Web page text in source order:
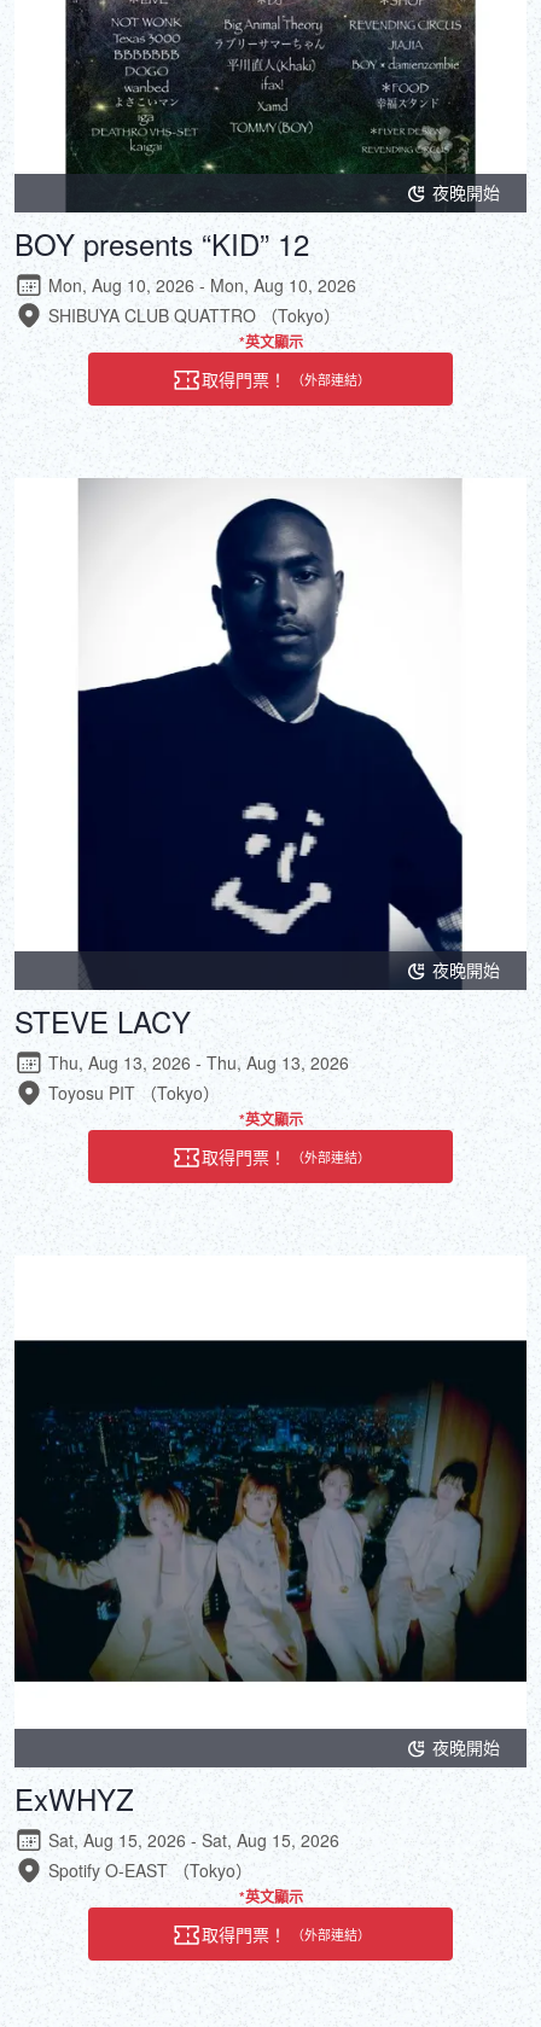
夜晚開始
BOY presents “KID” 12
Mon, Aug 10, 2026 - Mon, Aug 10, 2026
SHIBUYA CLUB QUATTRO （Tokyo）
*英文顯示
取得門票！ （外部連結）
夜晚開始
STEVE LACY
Thu, Aug 13, 2026 - Thu, Aug 13, 2026
Toyosu PIT （Tokyo）
*英文顯示
取得門票！ （外部連結）
夜晚開始
ExWHYZ
Sat, Aug 15, 2026 - Sat, Aug 15, 2026
Spotify O-EAST （Tokyo）
*英文顯示
取得門票！ （外部連結）